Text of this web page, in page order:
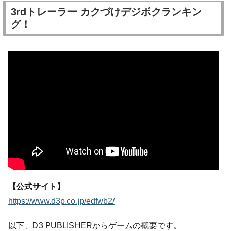
3rdトレーラー カクづけデジボクランキン
グ！
【公式サイト】
https://www.d3p.co.jp/edfwb2/
以下、D3 PUBLISHERからゲームの概要です。